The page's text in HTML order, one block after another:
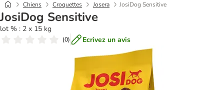
Chiens Croquettes Josera JosiDog Sensitive
JosiDog Sensitive
lot % : 2 x 15 kg
(0) Ecrivez un avis